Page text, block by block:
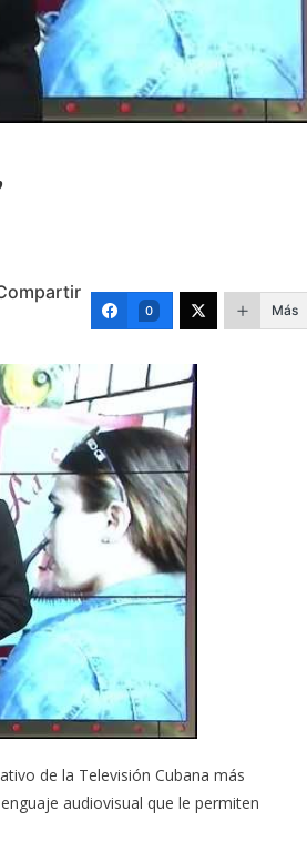
0 Más
de la Televisión Cubana más
audiovisual que le permiten